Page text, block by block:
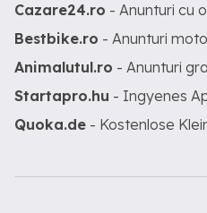
Cazare24.ro - Anunturi cu
Bestbike.ro - Anunturi moto
Animalutul.ro - Anunturi
Startapro.hu - Ingyenes
Quoka.de - Kostenlose